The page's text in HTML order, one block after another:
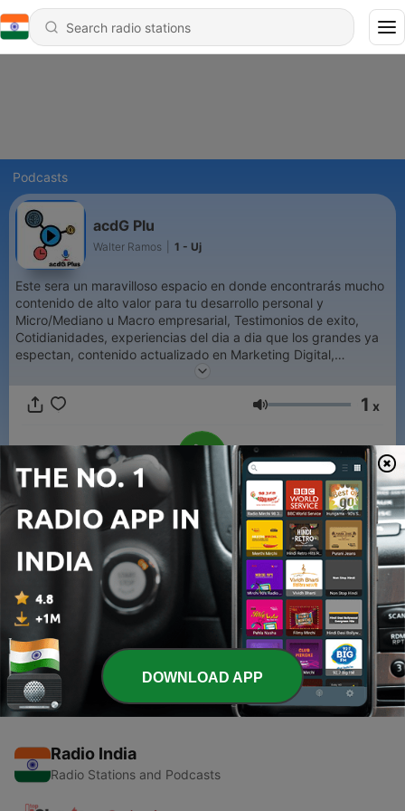
Podcasts
acdG Plu
Walter Ramos 1 - Uj
Este sera un maravilloso espacio en donde encontrarás mucho
contenido de alto valor para tu desarrollo personal y
Micro/Mediano u Macro empresarial, Testimonios de exito,
Cotidianidades, experiencias del dia a dia que los grandes ya
espectan, contenido actualizado en Marketing Digital,
Desarrollo web y entrevistas a grandes emprendedores,
Volume 1 x
00:00
Episodes
- Uj
Radio India
Radio Stations and Podcasts
DOWNLOAD APP